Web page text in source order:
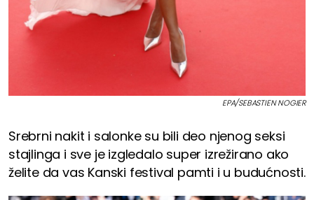
EPA/SEBASTIEN NOGIER
Srebrni nakit i salonke su bili deo njenog seksi
stajlinga i sve je izgledalo super izrežirano ako
želite da vas Kanski festival pamti i u budućnosti.